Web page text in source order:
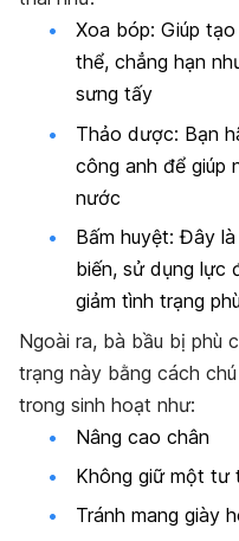
Xoa bóp: Giúp
thể, chẳng hạn
sưng tấy
Thảo dược: Bạn
công anh để giúp
nước
Bấm huyệt: Đây là
biến, sử dụng lực
giảm tình trạng
Ngoài ra, bà bầu bị phù
trạng này bằng cách
trong sinh hoạt như:
Nâng cao chân
Không giữ một tư
Tránh mang giày